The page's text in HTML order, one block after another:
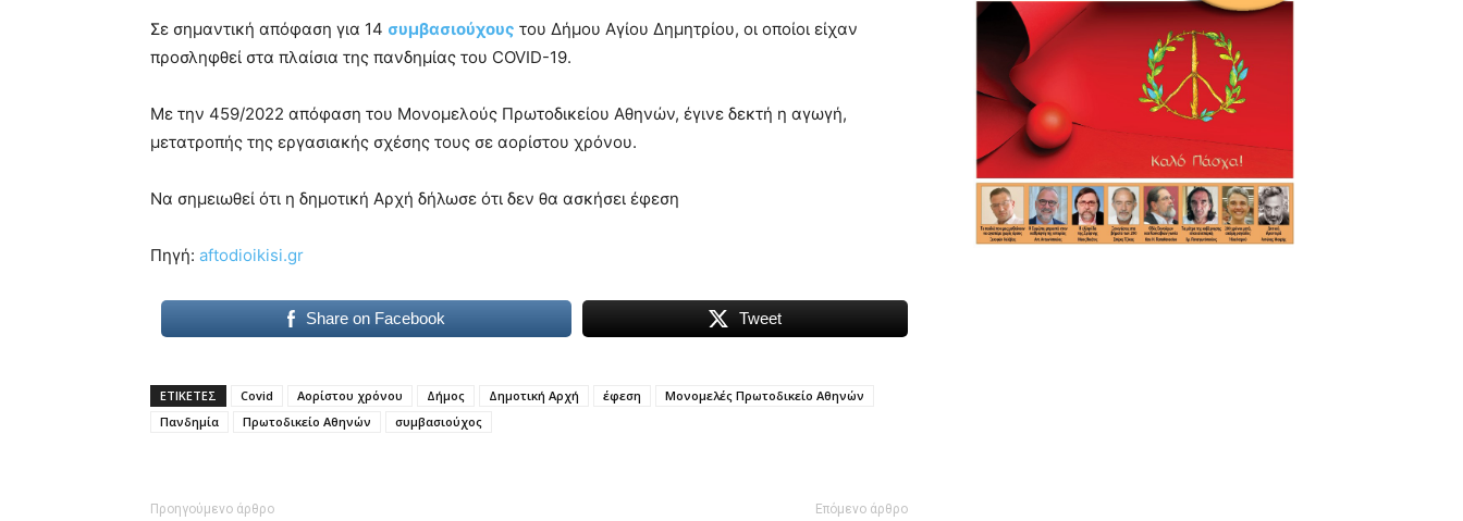
blonde
lesbians
very
cam
show.desi
lyons
you
pain.
hd
porn
Σε σημαντική απόφαση για 14 συμβασιούχους του Δήμου Αγίου Δημητρίου, οι οποίοι είχαν
προσληφθεί στα πλαίσια της πανδημίας του COVID-19.
Με την 459/2022 απόφαση του Μονομελούς Πρωτοδικείου Αθηνών, έγινε δεκτή η αγωγή,
μετατροπής της εργασιακής σχέσης τους σε αορίστου χρόνου.
Να σημειωθεί ότι η δημοτική Αρχή δήλωσε ότι δεν θα ασκήσει έφεση
Πηγή: aftodioikisi.gr
Share on Facebook Tweet
ΕΤΙΚΕΤΕΣ Covid Αορίστου χρόνου Δήμος Δημοτική Αρχή έφεση
Μονομελές Πρωτοδικείο Αθηνών
Πανδημία
Πρωτοδικείο Αθηνών συμβασιούχος
Προηγούμενο άρθρο Επόμενο άρθρο